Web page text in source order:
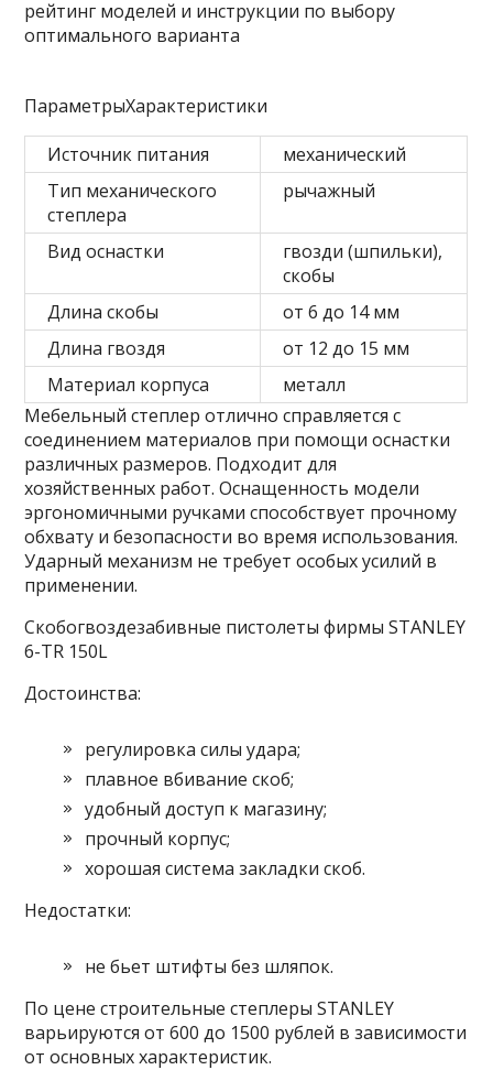
ПараметрыХарактеристики
Источник питания
механический
Тип механического
степлера
рычажный
Вид оснастки
гвозди (шпильки),
скобы
Длина скобы
от 6 до 14 мм
Длина гвоздя
от 12 до 15 мм
Материал корпуса
металл
Мебельный степлер отлично справляется с
соединением материалов при помощи оснастки
различных размеров. Подходит для
хозяйственных работ. Оснащенность модели
эргономичными ручками способствует прочному
обхвату и безопасности во время использования.
Ударный механизм не требует особых усилий в
применении.
Скобогвоздезабивные пистолеты фирмы STANLEY
6-TR 150L
Достоинства:
регулировка силы удара;
плавное вбивание скоб;
удобный доступ к магазину;
прочный корпус;
хорошая система закладки скоб.
Недостатки:
не бьет штифты без шляпок.
По цене строительные степлеры STANLEY
варьируются от 600 до 1500 рублей в зависимости
от основных характеристик.